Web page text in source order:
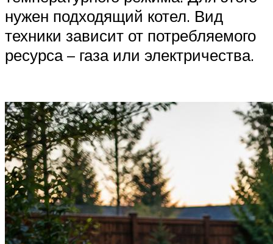
нужен подходящий котел. Вид
техники зависит от потребляемого
ресурса – газа или электричества.